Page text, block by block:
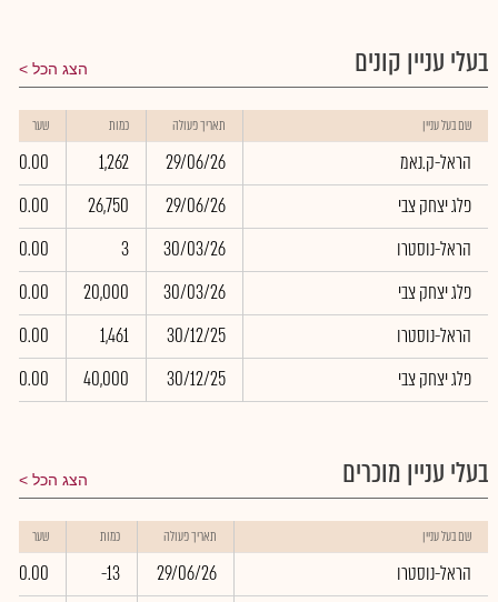
בעלי עניין קונים הצג הכל
שם בעל עניין תאריך פעולה כמות שער
הראל-ק.נאמ 29/06/26
1,262
0.00
פלג יצחק צבי
29/06/26
26,750
0.00
הראל-נוסטרו
30/03/26
3
0.00
פלג יצחק צבי
30/03/26
20,000
0.00
הראל-נוסטרו
30/12/25
1,461
0.00
פלג יצחק צבי
30/12/25
40,000
0.00
בעלי עניין מוכרים הצג הכל
שם בעל עניין תאריך פעולה כמות שער
הראל-נוסטרו 29/06/26
-13
0.00